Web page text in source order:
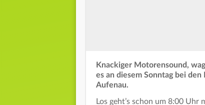
Knackiger Motorensound,
es an diesem Sonntag bei
Aufenau.
Los geht’s schon um 8:00